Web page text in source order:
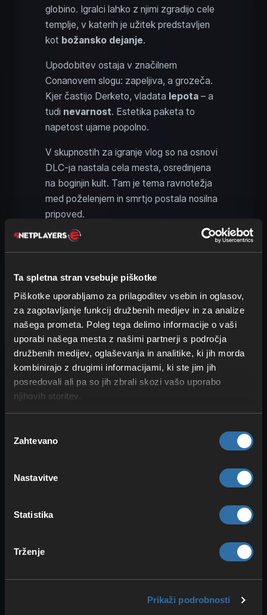
Ta spletna stran vsebuje piškotke
Piškotke uporabljamo za prilagoditev vsebin in oglasov,
za zagotavljanje funkcij družbenih medijev in za analize
našega prometa. Poleg tega delimo informacije o vaši
uporabi našega mesta z našimi partnerji s področja
družbenih medijev, oglaševanja in analitike, ki jih morda
kombinirajo z drugimi informacijami, ki ste jim jih
posredovali ali pa so jih zbrali skozi vašo uporabo
njihovih storitev.
soglasja
Zahtevano
Nastavitve
Statistika
Trženje
Prikaži podrobnosti
globino. Igralci lahko z njimi zgradijo cele
templje, v katerih je užitek predstavljen
kot božansko dejanje.
Upodobitev ostaja v značilnem
Conanovem slogu: zapeljiva, a grozeča.
Kjer častijo Derketo, vladata lepota – a
tudi nevarnost. Estetika paketa to
napetost ujame popolno.
V skupnostih za igranje vlog so na osnovi
DLC-ja nastala cela mesta, osredinjena
na boginjin kult. Tam je tema ravnotežja
med poželenjem in smrtjo postala nosilna
pripoved.
v DLC-ju Debaucheries of
Čeprav je paket Debaucheries of
Derketo predvsem dekorativen, v
vsakdanji igri opravlja tudipraktične
naloge. Pohištvo je uporabno: stole,
postelje, klopi in kopeli je mogoče
interaktivno uporabljati. Tako postane
Funcomu je uspelo ustvariti ravnotežje
Novi predmeti so podrobni, a ne
Posebej v kombinaciji s
Prepriča tudi tehnična izvedba. Teksture
so ostre, svetlobni odsevi na kovini in
steklu delujejo naravno, zmogljivost pa